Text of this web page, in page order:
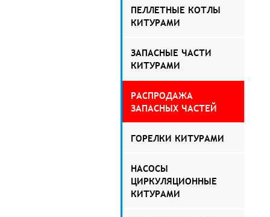
ПЕЛЛЕТНЫЕ КОТЛЫ
КИТУРАМИ
ЗАПАСНЫЕ ЧАСТИ
КИТУРАМИ
РАСПРОДАЖА
ЗАПАСНЫХ ЧАСТЕЙ
ГОРЕЛКИ КИТУРАМИ
НАСОСЫ
ЦИРКУЛЯЦИОННЫЕ
КИТУРАМИ